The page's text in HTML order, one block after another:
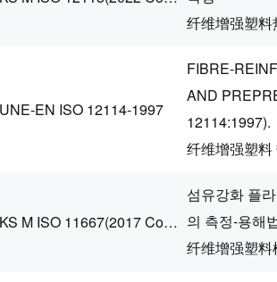
纤维增强塑
UNE-EN ISO 12114-1997
FIBRE-
AND
12114:1997).
纤维增强塑
KS M ISO 11667(2017 Confirm)
섬유강화 플
의 측정-용해
纤维增强塑